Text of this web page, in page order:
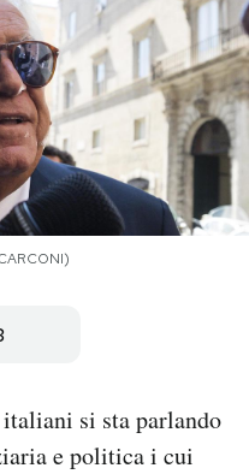
si sta parlando
e politica i cui